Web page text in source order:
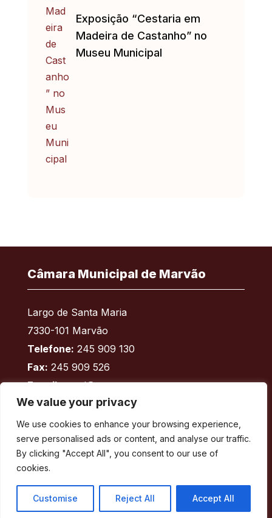
We value your privacy
We use cookies to enhance your browsing experience,
serve personalised ads or content, and analyse our traffic.
By clicking "Accept All", you consent to our use of
cookies.
Customise Reject All Accept All
Exposição “Cestaria em
Madeira de Castanho” no
Museu Municipal
Câmara Municipal de Marvão
Largo de Santa Maria
7330-101 Marvão
Telefone: 245 909 130
Fax: 245 909 526
E-mail: geral@cm-marvao.pt
Facebook
RSS YouTubeInstagram
Áreas
Concelho
Município